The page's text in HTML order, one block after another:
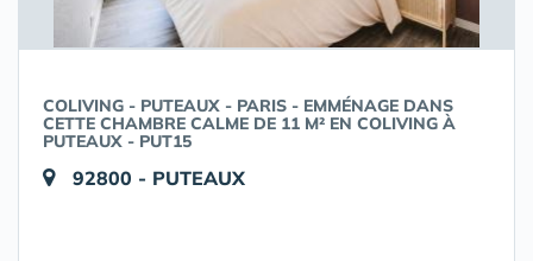
COLIVING - PUTEAUX - PARIS - EMMÉNAGE DANS
CETTE CHAMBRE CALME DE 11 M² EN COLIVING À
PUTEAUX - PUT15
92800 - PUTEAUX